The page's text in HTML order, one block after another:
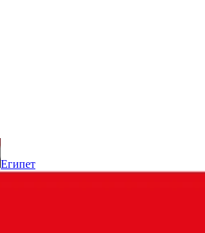
Египет